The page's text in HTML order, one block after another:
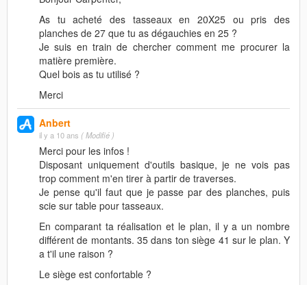
As tu acheté des tasseaux en 20X25 ou pris des
planches de 27 que tu as dégauchies en 25 ?
Je suis en train de chercher comment me procurer la
matière première.
Quel bois as tu utilisé ?
Merci
Anbert
il y a 10 ans ( Modifié )
Merci pour les infos !
Disposant uniquement d'outils basique, je ne vois pas
trop comment m'en tirer à partir de traverses.
Je pense qu'il faut que je passe par des planches, puis
scie sur table pour tasseaux.
En comparant ta réalisation et le plan, il y a un nombre
différent de montants. 35 dans ton siège 41 sur le plan. Y
a t'il une raison ?
Le siège est confortable ?